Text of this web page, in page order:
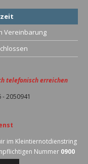
Vereinbarung
telefonisch erreichen
2050941
im Kleintiernotdienstring
Nummer 0900